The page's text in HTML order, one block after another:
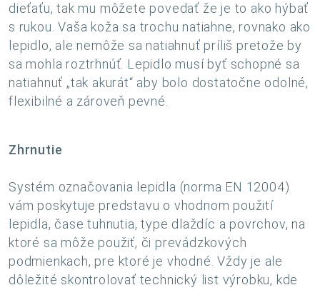
dieťaťu, tak mu môžete povedať že je to ako hýbať
s rukou. Vaša koža sa trochu natiahne, rovnako ako
lepidlo, ale nemôže sa natiahnuť príliš pretože by
sa mohla roztrhnúť. Lepidlo musí byť schopné sa
natiahnuť „tak akurát“ aby bolo dostatočne odolné,
flexibilné a zároveň pevné.
Zhrnutie
Systém označovania lepidla (norma EN 12004)
vám poskytuje predstavu o vhodnom použití
lepidla, čase tuhnutia, type dlaždíc a povrchov, na
ktoré sa môže použiť, či prevádzkových
podmienkach, pre ktoré je vhodné. Vždy je ale
dôležité skontrolovať technický list výrobku, kde